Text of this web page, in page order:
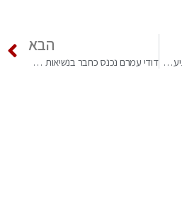
הנס של משפחת גליבוב מהפגיעה בעיר דימונה
הבא
דודי עמרם נכנס כחבר בנשיאות קונגרס יהודי בוכרה